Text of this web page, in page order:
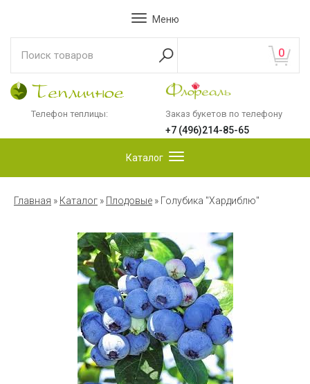
Меню
0
Телефон теплицы: Заказ букетов по телефону
+7 (496)214-85-65
Каталог
Главная » Каталог » Плодовые » Голубика "Хардиблю"